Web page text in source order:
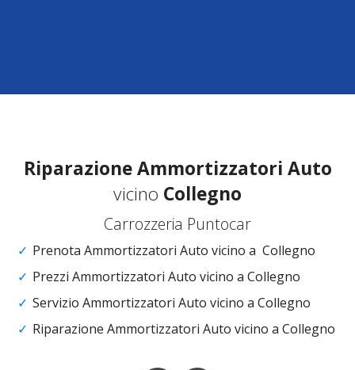
Riparazione Ammortizzatori Auto
vicino Collegno
Carrozzeria Puntocar
Prenota Ammortizzatori Auto vicino a Collegno
Prezzi Ammortizzatori Auto vicino a Collegno
Servizio Ammortizzatori Auto vicino a Collegno
Riparazione Ammortizzatori Auto vicino a Collegno